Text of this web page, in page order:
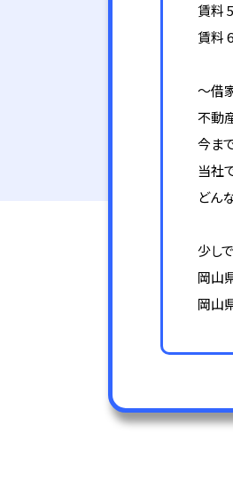
賃料
賃料
～借
不動
今ま
当社
どん
少し
岡山
岡山